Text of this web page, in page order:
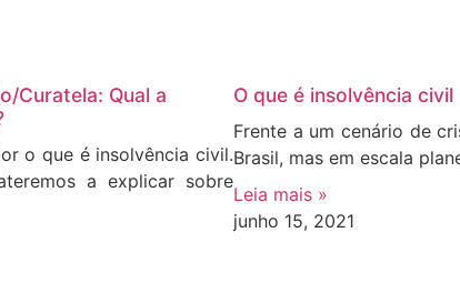
Curatela: Qual a
o que é insolvência civil.
a explicar sobre
O que é insolvência civil
Frente a um cenário de
Brasil, mas em escala
Leia mais »
junho 15, 2021